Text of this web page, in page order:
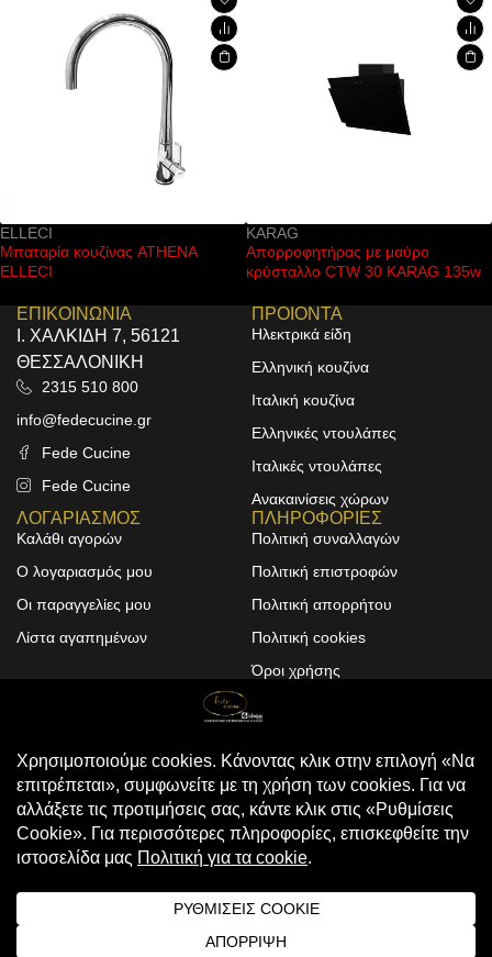
ELLECI
Μπαταρία κουζίνας ATHENA
ELLECI
KARAG
Απορροφητήρας με μαύρο
κρύσταλλο CTW 30 KARAG 135w
ΕΠΙΚΟΙΝΩΝΙΑ
Ι. ΧΑΛΚΙΔΗ 7, 56121
ΘΕΣΣΑΛΟΝΙΚΗ
2315 510 800
info@fedecucine.gr
Fede Cucine
Fede Cucine
ΠΡΟΙΟΝΤΑ
Ηλεκτρικά είδη
Ελληνική κουζίνα
Ιταλική κουζίνα
Ελληνικές ντουλάπες
Ιταλικές ντουλάπες
Ανακαινίσεις χώρων
ΛΟΓΑΡΙΑΣΜΟΣ
Καλάθι αγορών
Ο λογαριασμός μου
Οι παραγγελίες μου
Λίστα αγαπημένων
ΠΛΗΡΟΦΟΡΙΕΣ
Πολιτική συναλλαγών
Πολιτική επιστροφών
Πολιτική απορρήτου
Πολιτική cookies
Όροι χρήσης
© 2025 FEDE CUCINE
. All Rights
Reserved
Design & Development by
ALPHA DESIGNERS
Compare (0)
Compare